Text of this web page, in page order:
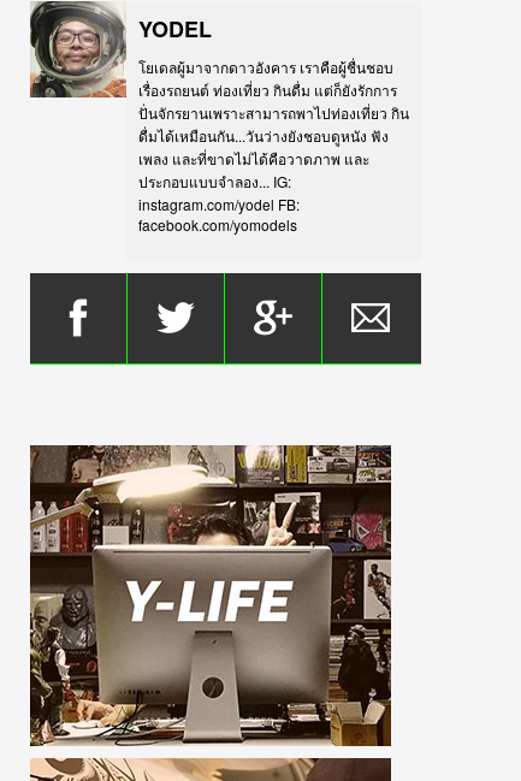
YODEL
โยเดลผู้มาจากดาวอังคาร เราคือผู้ชื่นชอบ
เรื่องรถยนต์ ท่องเที่ยว กินดื่ม แต่ก็ยังรักการ
ปั่นจักรยานเพราะสามารถพาไปท่องเที่ยว กิน
ดื่มได้เหมือนกัน...วันว่างยังชอบดูหนัง ฟัง
เพลง และที่ขาดไม่ได้คือวาดภาพ และ
ประกอบแบบจำลอง... IG:
instagram.com/yodel FB:
facebook.com/yomodels